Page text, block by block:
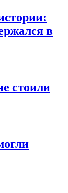
в
стоили